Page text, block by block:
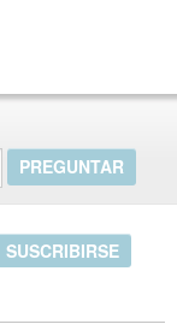
SUSCRIBIRSE